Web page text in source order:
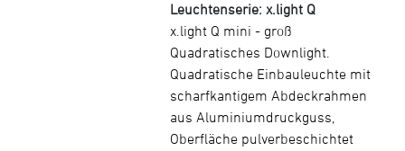
Leuchtenserie: x.light Q
x.light Q mini - groß
Quadratisches Downlight.
Quadratische Einbauleuchte mit
scharfkantigem Abdeckrahmen
aus Aluminiumdruckguss,
Oberfläche pulverbeschichtet